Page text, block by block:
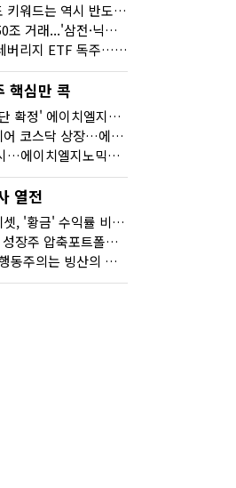
변동성에도 키워드는 역시 반도체…신상품은 우주·방산
이번주만 50조 거래...'삼전·닉스 레버리지' 수익률은 -30%
단일종목 레버리지 ETF 독주…'증시 블랙홀'
핵심만 콕
'공모가 상단 확정' 에이치엘지노믹스 청약
레몬헬스케어 코스닥 상장…에이치엘지노믹스 수요예측
코스닥 러시…에이치엘지노믹스 수요예측·레메디 청약
열전
마이다스에셋, '황금' 수익률 비결은 '꾸준함'
KCGI운용, 성장주 압축포트폴리오로 새 길을 그리다
트러스톤, 행동주의는 빙산의 일각...진정한 힘은 '주식형 강자'